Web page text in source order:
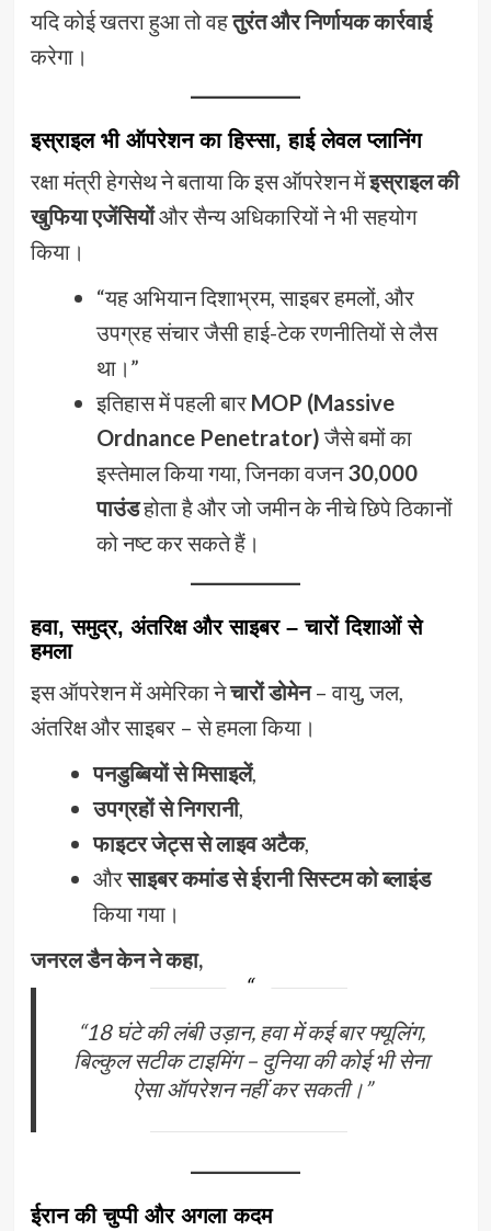
यदि कोई खतरा हुआ तो वहतुरंत और निर्णायक कार्रवाई
करेगा।
इस्राइल भी ऑपरेशन का हिस्सा, हाई लेवल प्लानिंग
रक्षा मंत्री हेगसेथ ने बताया कि इस ऑपरेशन मेंइस्राइल की
खुफिया एजेंसियोंऔर सैन्य अधिकारियों ने भी सहयोग
किया।
“यह अभियान दिशाभ्रम, साइबर हमलों, और
उपग्रह संचार जैसी हाई-टेक रणनीतियों से लैस
था।”
इतिहास में पहली बार MOP (Massive
Ordnance Penetrator)जैसे बमों का
इस्तेमाल किया गया, जिनका वजन30,000
पाउंडहोता है और जो जमीन के नीचे छिपे ठिकानों
को नष्ट कर सकते हैं।
हवा, समुद्र, अंतरिक्ष और साइबर – चारों दिशाओं से
हमला
इस ऑपरेशन में अमेरिका नेचारों डोमेन– वायु, जल,
अंतरिक्ष और साइबर – से हमला किया।
पनडुब्बियों से मिसाइलें,
उपग्रहों से निगरानी,
फाइटर जेट्स से लाइव अटैक,
औरसाइबर कमांड से ईरानी सिस्टम को ब्लाइंड
किया गया।
जनरल डैन केन ने कहा,
“18 घंटे की लंबी उड़ान, हवा में कई बार फ्यूलिंग,
बिल्कुल सटीक टाइमिंग – दुनिया की कोई भी सेना
ऐसा ऑपरेशन नहीं कर सकती।”
ईरान की चुप्पी और अगला कदम